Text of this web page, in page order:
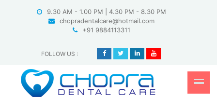
9.30 AM - 1.00 PM | 4.30 PM - 8.30 PM
chopradentalcare@hotmail.com
+91 9884113311
FOLLOW US :